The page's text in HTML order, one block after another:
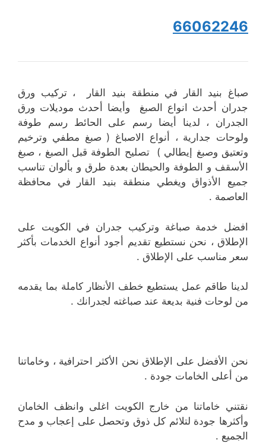
66062246
صباغ بنيد القار في منطقة بنيد القار ، تركيب ورق
جدران أحدث انواع الصبغ وأيضا أحدث موديلات ورق
الجدران ، لدينا أيضا رسم على الحائط رسم طوفة
ولوحات جدارية ، أنواع الاصباغ ( صبغ مطفي وترخيم
وتعتيق وصبغ إيطالي ) تصليح الطوفة قبل الصبغ ، صبغ
الأسقف و الطوفة والحيطان بعدة طرق و بألوان تناسب
جميع الأذواق ويغطي منطقة بنيد القار في محافظة
العاصمة .
افضل خدمة صباغة وتركيب جدران في الكويت على
الإطلاق ، نحن نستطيع تقديم أجود أنواع الخدمات بأكثر
سعر مناسب على الإطلاق .
لدينا طاقم عمل يستطيع خطف الأنظار كاملة بما يقدمه
من لوحات فنية بديعة عند صباغته لجدرانك .
نحن الأفضل على الإطلاق نحن الأكثر احترافية ، وخاماتنا
من أعلى الخامات جودة .
نقتني خاماتنا من خارج الكويت اغلى وانظف الخامان
وأكثرها جودة لتلائم كل ذوق وتحصل على إعجاب و مدح
الجميع .